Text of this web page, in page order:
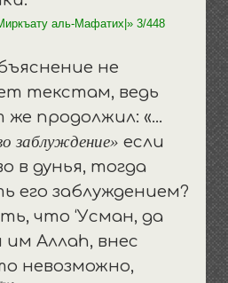
аль-Мафатих|» 3/448
не
текстам, ведь
же продолжил: «…
заблуждение» если
в дунья, тогда
его заблуждением?
что ‘Усман, да
им Аллаh, внес
невозможно,